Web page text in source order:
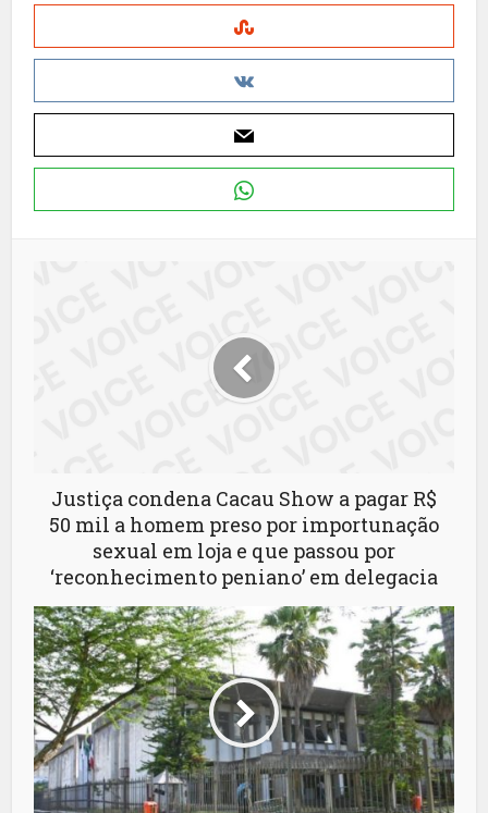
Justiça condena Cacau Show a pagar R$
50 mil a homem preso por importunação
sexual em loja e que passou por
‘reconhecimento peniano’ em delegacia